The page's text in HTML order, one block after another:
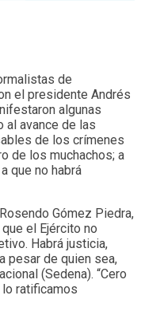
de
el presidente Andrés
algunas
al avance de las
de los crímenes
de los muchachos; a
que no habrá
Gómez Piedra,
el Ejército no
Habrá justicia,
pesar de quien sea,
(Sedena). “Cero
ratificamos